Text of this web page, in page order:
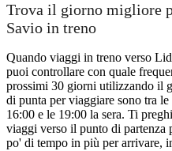
Trova il giorno migliore
Savio in treno
Quando viaggi in treno verso
puoi controllare con quale
prossimi 30 giorni utilizzando il
di punta per viaggiare sono tra
16:00 e le 19:00 la sera. Ti
viaggi verso il punto di partenza
po' di tempo in più per arrivare,